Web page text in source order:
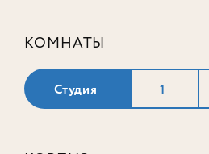
КОМНАТЫ
Студия 1